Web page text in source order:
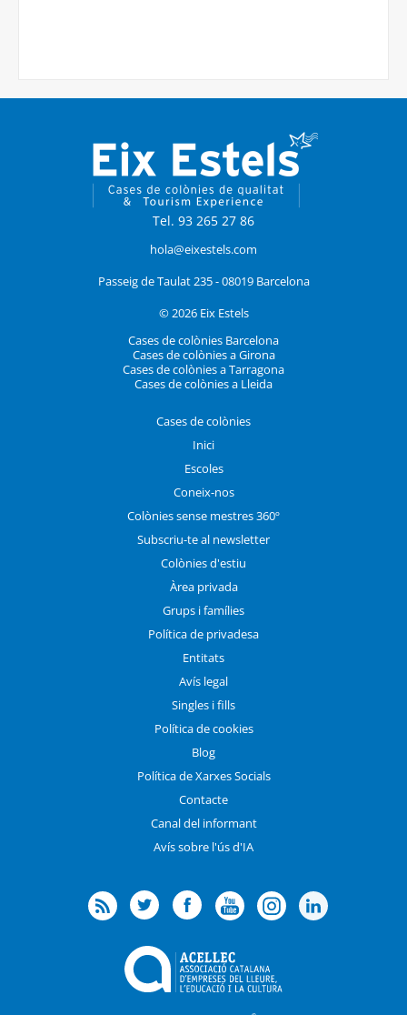
Tel. 93 265 27 86
hola@eixestels.com
Passeig de Taulat 235 - 08019 Barcelona
© 2026 Eix Estels
Cases de colònies Barcelona
Cases de colònies a Girona
Cases de colònies a Tarragona
Cases de colònies a Lleida
Cases de colònies
Inici
Escoles
Coneix-nos
Colònies sense mestres 360º
Subscriu-te al newsletter
Colònies d'estiu
Àrea privada
Grups i famílies
Política de privadesa
Entitats
Avís legal
Singles i fills
Política de cookies
Blog
Política de Xarxes Socials
Contacte
Canal del informant
Avís sobre l'ús d'IA